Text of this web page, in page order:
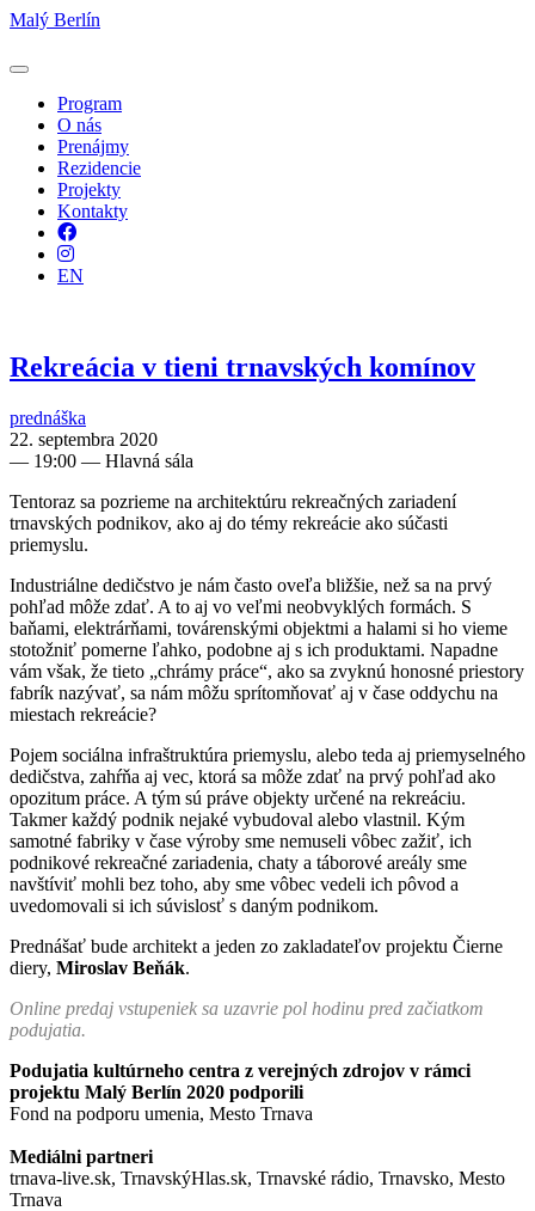
Malý Berlín
Program
O nás
Prenájmy
Rezidencie
Projekty
Kontakty
Facebook
Instagram
EN
Rekreácia v tieni trnavských komínov
prednáška
22. septembra 2020
— 19:00 — Hlavná sála
Tentoraz sa pozrieme na architektúru rekreačných zariadení
trnavských podnikov, ako aj do témy rekreácie ako súčasti
priemyslu.
Industriálne dedičstvo je nám často oveľa bližšie, než sa na prvý
pohľad môže zdať. A to aj vo veľmi neobvyklých formách. S
baňami, elektrárňami, továrenskými objektmi a halami si ho vieme
stotožniť pomerne ľahko, podobne aj s ich produktami. Napadne
vám však, že tieto „chrámy práce“, ako sa zvyknú honosné priestory
fabrík nazývať, sa nám môžu sprítomňovať aj v čase oddychu na
miestach rekreácie?
Pojem sociálna infraštruktúra priemyslu, alebo teda aj priemyselného
dedičstva, zahŕňa aj vec, ktorá sa môže zdať na prvý pohľad ako
opozitum práce. A tým sú práve objekty určené na rekreáciu.
Takmer každý podnik nejaké vybudoval alebo vlastnil. Kým
samotné fabriky v čase výroby sme nemuseli vôbec zažiť, ich
podnikové rekreačné zariadenia, chaty a táborové areály sme
navštíviť mohli bez toho, aby sme vôbec vedeli ich pôvod a
uvedomovali si ich súvislosť s daným podnikom.
Prednášať bude architekt a jeden zo zakladateľov projektu Čierne
diery, Miroslav Beňák.
Online predaj vstupeniek sa uzavrie pol hodinu pred začiatkom
podujatia.
Podujatia kultúrneho centra z verejných zdrojov v rámci
projektu Malý Berlín 2020 podporili
Fond na podporu umenia, Mesto Trnava
Mediálni partneri
trnava-live.sk, TrnavskýHlas.sk, Trnavské rádio, Trnavsko, Mesto
Trnava